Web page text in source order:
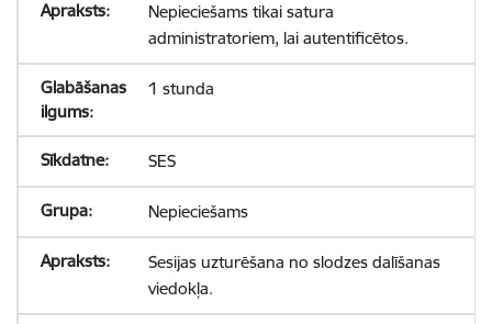
Nepieciešams tikai satura
administratoriem, lai autentificētos.
1 stunda
SES
Nepieciešams
Sesijas uzturēšana no slodzes dalīšanas
viedokļa.